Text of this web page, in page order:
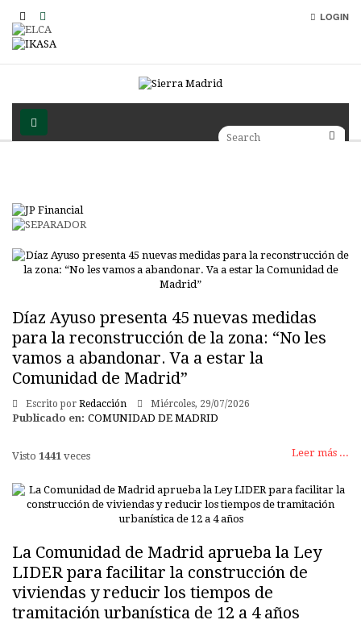
LOGIN
Díaz Ayuso presenta 45 nuevas medidas
para la reconstrucción de la zona: “No les
vamos a abandonar. Va a estar la
Comunidad de Madrid”
Escrito por Redacción Miércoles, 29/07/2026
Publicado en: COMUNIDAD DE MADRID
Leer más ...
Visto 1441 veces
La Comunidad de Madrid aprueba la Ley
LIDER para facilitar la construcción de
viviendas y reducir los tiempos de
tramitación urbanística de 12 a 4 años